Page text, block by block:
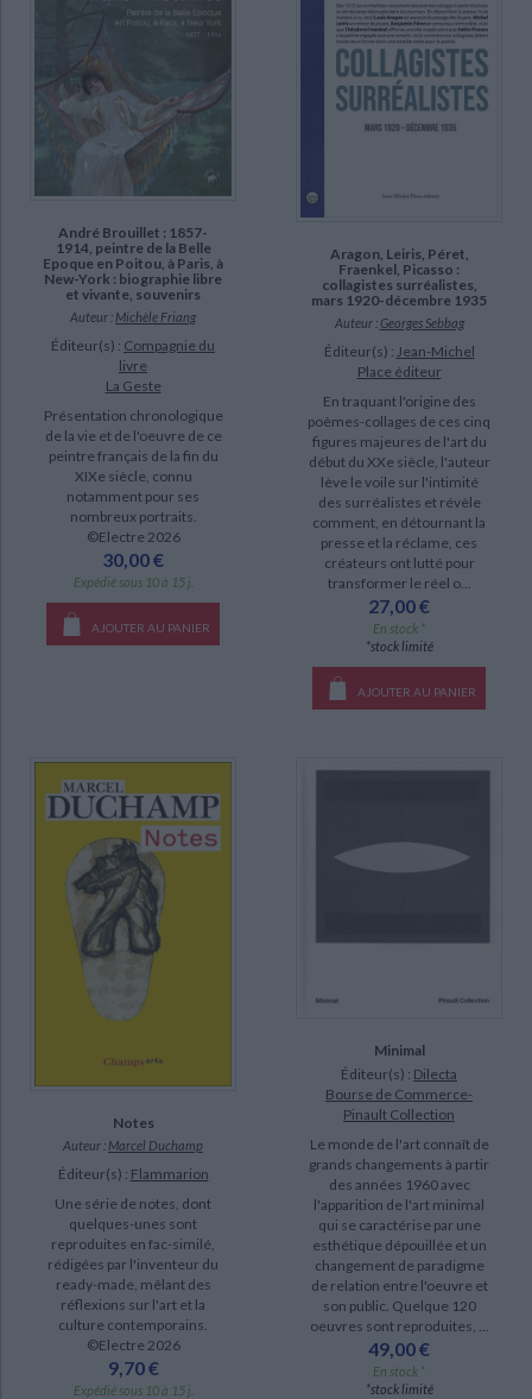
Piron, François (7)
Sanchez, Pierre (7)
Grenier, Catherine (6)
Le Bon, Laurent (6)
Macel, Christine (6)
livre (951)
revue (136)
poche (66)
document-audio (3)
L'art en France de 1959 à 2000 : état, marché, politique, société et
comunication (4)
Art animalier (2)
Circuit (2)
Les artistes et leurs galeries : Paris-Berlin, 1900-1950 (2)
Nature, art contemporain et société : le land art comme analyseur du
social (2)
Parcours (2)
DISPONIBILITÉ
epuise (2556)
disponible (1188)
manquant (114)
a-paraitre (15)
André Brouillet : 1857-
1914, peintre de la Belle
Epoque en Poitou, à Paris, à
New-York : biographie libre
et vivante, souvenirs
Auteur : Michèle Friang
Éditeur(s) : Compagnie du
livre
La Geste
Présentation chronologique
de la vie et de l'oeuvre de ce
peintre français de la fin du
XIXe siècle, connu
notamment pour ses
nombreux portraits.
©Electre 2026
30,00 €
Expédié sous 10 à 15 j.
AJOUTER AU PANIER
Aragon, Leiris, Péret,
Fraenkel, Picasso :
collagistes surréalistes,
mars 1920-décembre 1935
Auteur : Georges Sebbag
Éditeur(s) : Jean-Michel
Place éditeur
En traquant l'origine des
poèmes-collages de ces cinq
figures majeures de l'art du
début du XXe siècle, l'auteur
lève le voile sur l'intimité
des surréalistes et révèle
comment, en détournant la
presse et la réclame, ces
créateurs ont lutté pour
transformer le réel o...
27,00 €
En stock *
*stock limité
AJOUTER AU PANIER
Notes
Auteur : Marcel Duchamp
Éditeur(s) : Flammarion
Une série de notes, dont
quelques-unes sont
reproduites en fac-similé,
rédigées par l'inventeur du
ready-made, mêlant des
réflexions sur l'art et la
culture contemporains.
©Electre 2026
9,70 €
Expédié sous 10 à 15 j.
Minimal
Éditeur(s) : Dilecta
Bourse de Commerce-
Pinault Collection
Le monde de l'art connaît de
grands changements à partir
des années 1960 avec
l'apparition de l'art minimal
qui se caractérise par une
esthétique dépouillée et un
changement de paradigme
de relation entre l'oeuvre et
son public. Quelque 120
oeuvres sont reproduites, ...
49,00 €
En stock *
*stock limité